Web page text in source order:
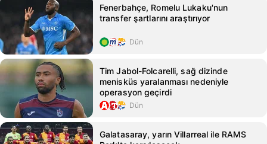
Fenerbahçe, Romelu Lukaku'nun
transfer şartlarını araştırıyor
Dün
Tim Jabol-Folcarelli, sağ dizinde
menisküs yaralanması nedeniyle
operasyon geçirdi
Dün
Galatasaray, yarın Villarreal ile RAMS